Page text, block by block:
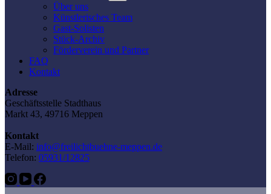
Über uns
Künstlerisches Team
Gast-Solisten
Stück-Archiv
Förderverein und Partner
FAQ
Kontakt
Adresse
Geschäftsstelle Stadthaus
Markt 43, 49716 Meppen
Kontakt
E-Mail: info@freilichtbuehne-meppen.de
Telefon: 05931/12825